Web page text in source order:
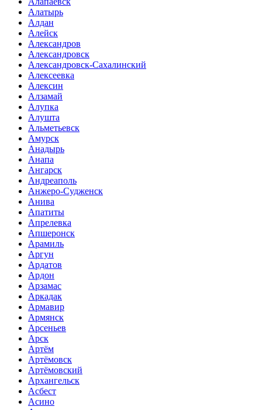
Алатырь
Алдан
Алейск
Александров
Александровск
Александровск-Сахалинский
Алексеевка
Алексин
Алзамай
Алупка
Алушта
Альметьевск
Амурск
Анадырь
Анапа
Ангарск
Андреаполь
Анжеро-Судженск
Анива
Апатиты
Апрелевка
Апшеронск
Арамиль
Аргун
Ардатов
Ардон
Арзамас
Аркадак
Армавир
Армянск
Арсеньев
Арск
Артём
Артёмовск
Артёмовский
Архангельск
Асбест
Асино